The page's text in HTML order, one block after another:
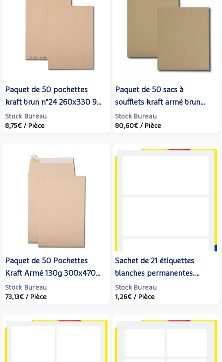
Paquet de 50 pochettes
kraft brun n°24 260x330 90
g/m² bande de protection -
GPV
Stock Bureau
8,75€ / Pièce
Paquet de 50 sacs à
soufflets kraft armé brun
340x465 130 g bande de
protection - GPV
Stock Bureau
80,60€ / Pièce
Paquet de 50 Pochettes
Kraft Armé 130g 300x470
Soufflet de 70 mm - GPV
Stock Bureau
73,13€ / Pièce
Sachet de 21 étiquettes
blanches permanentes.
Ecriture manuelle. 34 x 75
mm. - AVERY
Stock Bureau
1,26€ / Pièce